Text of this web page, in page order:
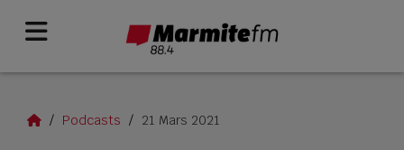
Podcasts 21 Mars 2021